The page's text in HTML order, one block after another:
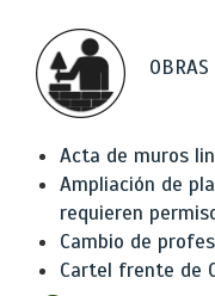
Acta de muros
Ampliación de
requieren
Cambio de
Cartel frente de